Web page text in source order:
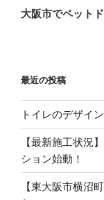
ゲ
ン
稿
の
大阪市でペット
最近の投稿
トイレのデザイン
【最新施工状況
ション始動！
【東大阪市横沼